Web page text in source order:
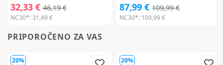
32,33 € 46,19 €
NC30*:31,49 €
87,99 € 109,99 €
NC30*: 109,99 €
PRIPOROČENO ZA VAS
20%
20%